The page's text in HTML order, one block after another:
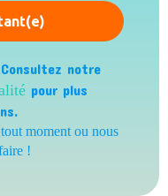
notre
pour plus
moment ou nous
!